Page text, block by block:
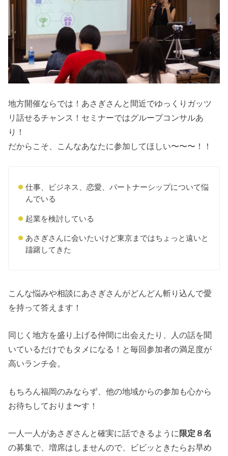
地方開催ならでは！あさぎさんと間近でゆっくりガッツ
リ話せるチャンス！セミナーではグループコンサルあ
り！
だからこそ、こんなあなたに参加してほしい〜〜〜！！
仕事、ビジネス、恋愛、パートナーシップについて悩
んでいる
起業を検討している
あさぎさんに会いたいけど東京まではちょっと遠いと
躊躇してきた
こんな悩みや相談にあさぎさんがどんどん斬り込んで愛
を持って答えます！
同じく地方を盛り上げる仲間に出会えたり、人の話を聞
いているだけでもタメになる！と毎回参加者の満足度が
高いランチ会。
もちろん福岡のみならず、他の地域からの参加も心から
お待ちしておりま〜す！
一人一人があさぎさんと確実に話できるように 限定８名
の募集で、増席はしませんので、ビビッときたらお早め